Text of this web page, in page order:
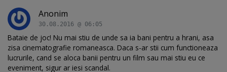
Anonim
30.08.2016 @ 06:05
Bataie de joc! Nu mai stiu de unde sa ia bani pentru a hrani, asa
zisa cinematografie romaneasca. Daca s-ar stii cum functioneaza
lucrurile, cand se aloca banii pentru un film sau mai stiu eu ce
eveniment, sigur ar iesi scandal.